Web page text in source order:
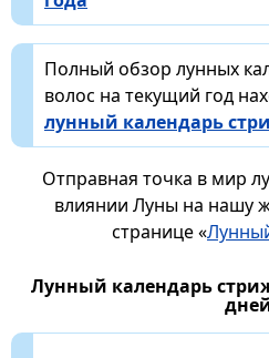
Полный обзор лунных
волос на текущий год
лунный календарь
Отправная точка в мир
влиянии Луны на нашу
странице «
Лунный календарь